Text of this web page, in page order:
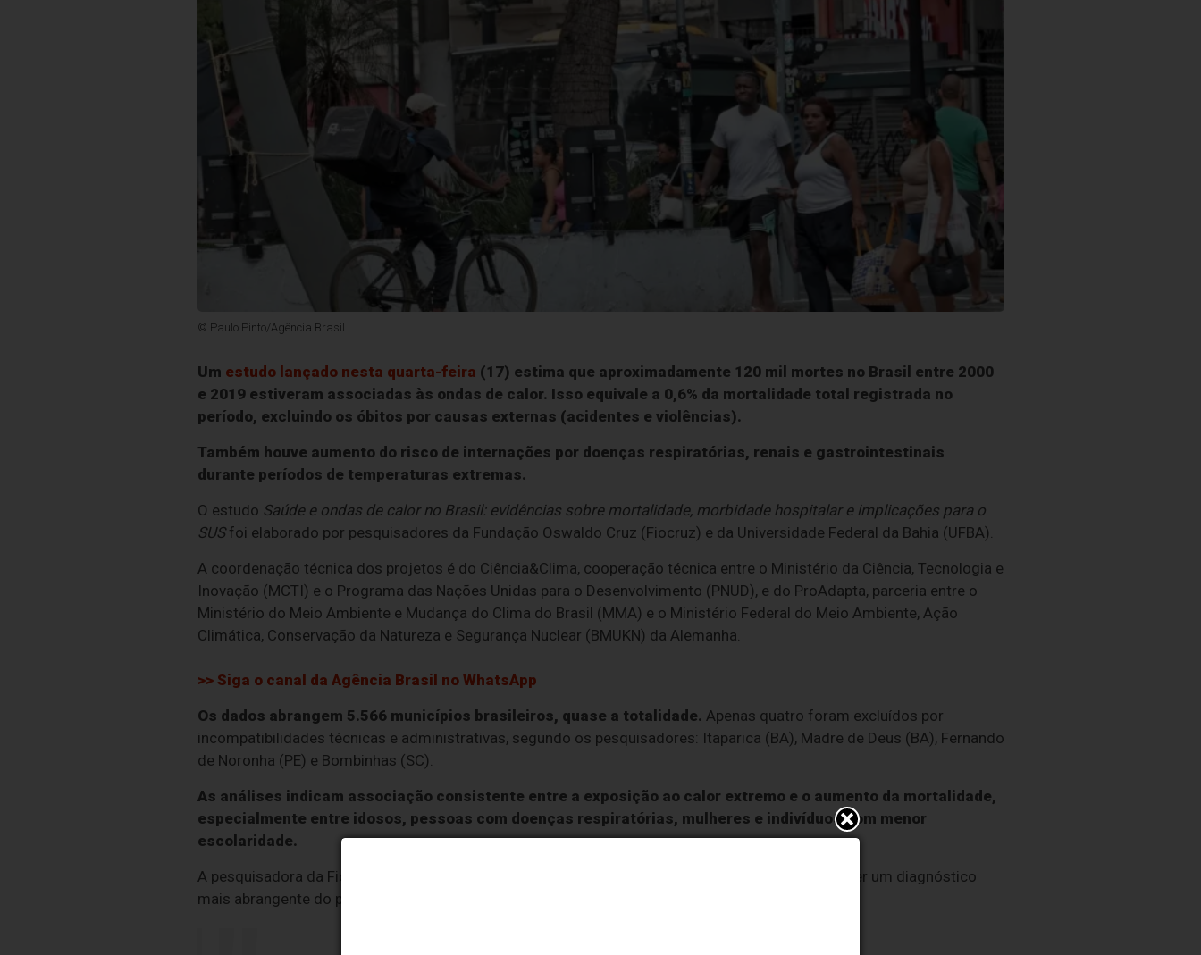
© Paulo Pinto/Agência Brasil
Um estudo lançado nesta quarta-feira (17) estima que aproximadamente 120 mil mortes no Brasil entre 2000
e 2019 estiveram associadas às ondas de calor. Isso equivale a 0,6% da mortalidade total registrada no
período, excluindo os óbitos por causas externas (acidentes e violências).
Também houve aumento do risco de internações por doenças respiratórias, renais e gastrointestinais
durante períodos de temperaturas extremas.
O estudo Saúde e ondas de calor no Brasil: evidências sobre mortalidade, morbidade hospitalar e implicações para o
SUSfoi elaborado por pesquisadores da Fundação Oswaldo Cruz (Fiocruz) e da Universidade Federal da Bahia (UFBA).
A coordenação técnica dos projetos é do Ciência&Clima, cooperação técnica entre o Ministério da Ciência, Tecnologia e
Inovação (MCTI) e o Programa das Nações Unidas para o Desenvolvimento (PNUD), e do ProAdapta, parceria entre o
Ministério do Meio Ambiente e Mudança do Clima do Brasil (MMA) e o Ministério Federal do Meio Ambiente, Ação
Climática, Conservação da Natureza e Segurança Nuclear (BMUKN) da Alemanha.
>> Siga o canal da Agência Brasil no WhatsApp
Os dados abrangem 5.566 municípios brasileiros, quase a totalidade. Apenas quatro foram excluídos por
incompatibilidades técnicas e administrativas, segundo os pesquisadores: Itaparica (BA), Madre de Deus (BA), Fernando
de Noronha (PE) e Bombinhas (SC).
As análises indicam associação consistente entre a exposição ao calor extremo e o aumento da mortalidade,
especialmente entre idosos, pessoas com doenças respiratórias, mulheres e indivíduos com menor
escolaridade.
A pesquisadora da Fiocruz Beatriz Oliveira destaca a relevância do estudo pela capacidade de fazer um diagnóstico
mais abrangente do país.